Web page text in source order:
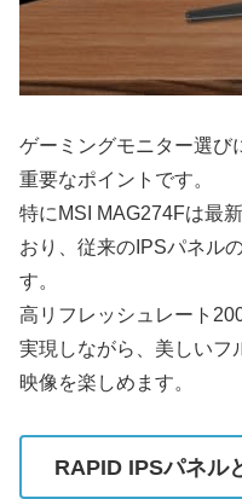
ゲーミングモニター選び
重要なポイントです。
特にMSI MAG274Fは最
おり、従来のIPSパネル
す。
高リフレッシュレート
実現しながら、美しいフ
映像を楽しめます。
RAPID IPSパネル